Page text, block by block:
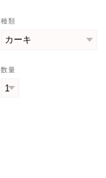
種類
数量